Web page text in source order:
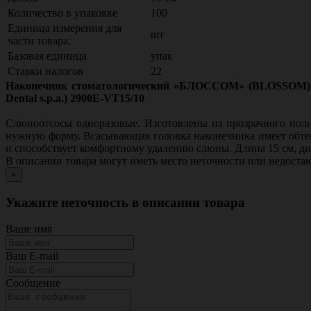
Количество в упаковке
100
Единица измерения для
части товара:
шт
Базовая единица
упак
Ставки налогов
22
Наконечник стоматологический «БЛОССОМ»
Dental s.p.a.) 2900E-VT15/10
Слюноотсосы одноразовые. Изготовлены из прозрачного
нужную форму. Всасывающая головка наконечника имеет
и способствует комфортному удалению слюны. Длина 15
В описании товара могут иметь место неточности или
×
Укажите неточность в описании товара
Ваше имя
Ваш E-mail
Сообщение